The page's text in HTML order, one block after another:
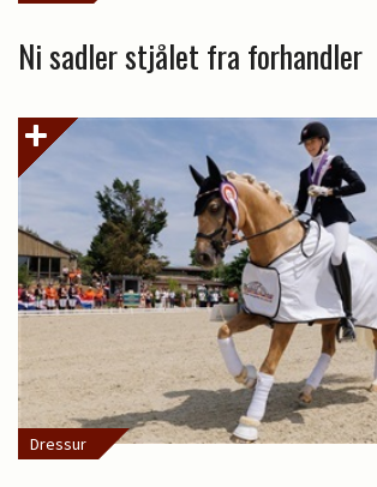
Ni sadler stjålet fra forhandler
Dressur